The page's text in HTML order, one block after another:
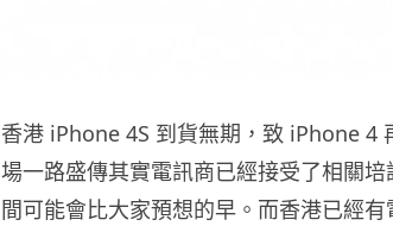
香港 iPhone 4S 到貨無期，致 iPhone 4
場一路盛傳其實電訊商已經接受了相關
間可能會比大家預想的早。而香港已經